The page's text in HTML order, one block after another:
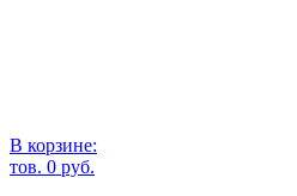
В корзине:
тов. 0 руб.